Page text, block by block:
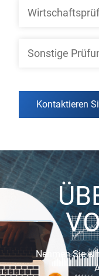
Sonstige
Kontaktieren
Nehmen Sie